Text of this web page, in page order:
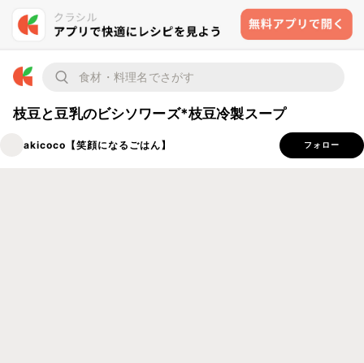
枝豆と豆乳のビシソワーズ*枝豆冷製スープ
akicoco【笑顔になるごはん】 フォロー